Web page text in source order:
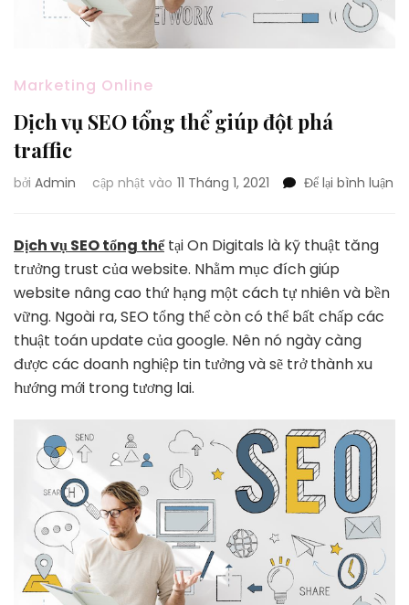
Marketing Online
Dịch vụ SEO tổng thể giúp đột phá
traffic
bởi Admin cập nhật vào 11 Tháng 1, 2021 Để lại bình luận
Dịch vụ SEO tổng thểtại On Digitals là kỹ thuật tăng
trưởng trust của website. Nhằm mục đích giúp
website nâng cao thứ hạng một cách tự nhiên và bền
vững. Ngoài ra, SEO tổng thể còn có thể bất chấp các
thuật toán update của google. Nên nó ngày càng
được các doanh nghiệp tin tưởng và sẽ trở thành xu
hướng mới trong tương lai.